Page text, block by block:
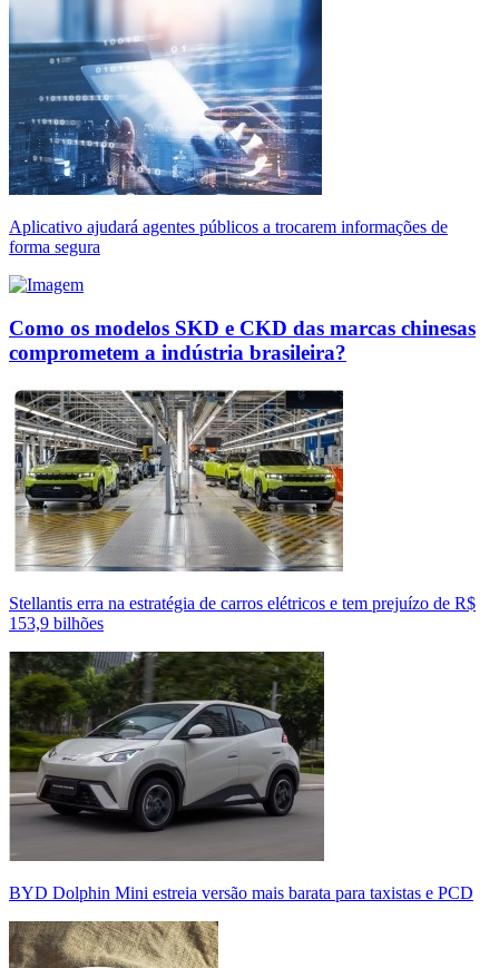
Aplicativo ajudará agentes públicos a trocarem informações de
forma segura
Como os modelos SKD e CKD das marcas chinesas
comprometem a indústria brasileira?
Stellantis erra na estratégia de carros elétricos e tem prejuízo de R$
153,9 bilhões
BYD Dolphin Mini estreia versão mais barata para taxistas e PCD